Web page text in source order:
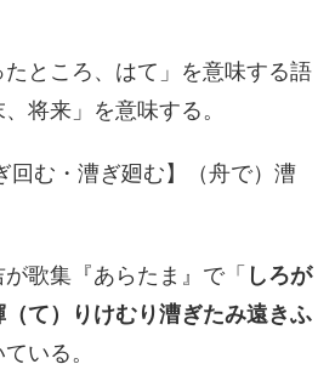
たところ、はて」を意味する語
将来」を意味する。
回む・漕ぎ廻む】（舟で）漕
歌集『あらたま』で「 しろが
て）りけむり漕ぎたみ遠きふ
いる。